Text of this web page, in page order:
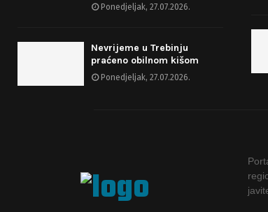
Ponedjeljak, 27.07.2026.
Nevrijeme u Trebinju
praćeno obilnom kišom
Ponedjeljak, 27.07.2026.